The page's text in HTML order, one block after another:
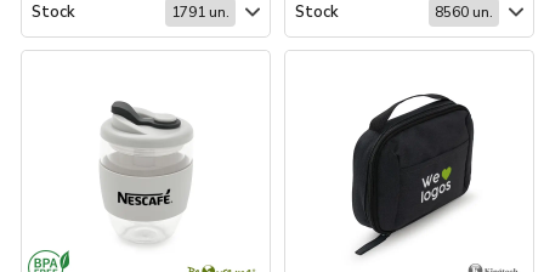
Stock 1791 un. Stock 8560 un.